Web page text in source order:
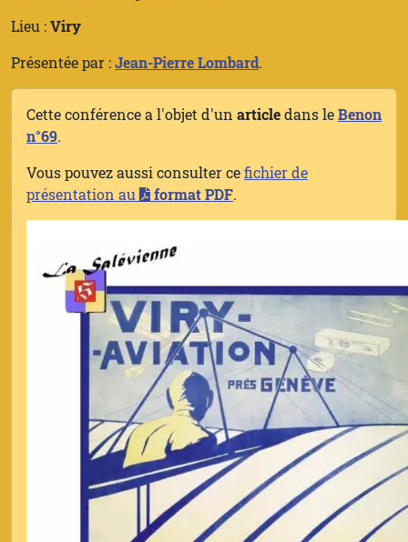
Lieu :Viry
Présentée par :Jean-Pierre Lombard.
Cette conférence a l'objet d'un articledans leBenon
n°69.
Vous pouvez aussi consulter cefichier de
présentation au
format PDF.